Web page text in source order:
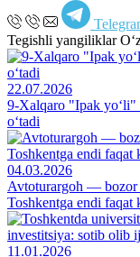
Tegishli yangiliklar
22.07.2026
9-Xalqaro "Ipak yo‘li"
o‘tadi
04.03.2026
Avtoturargoh — bozor
Toshkentga endi faqat
11.01.2026